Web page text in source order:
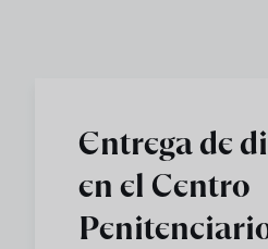
Entrega de
en el Centro